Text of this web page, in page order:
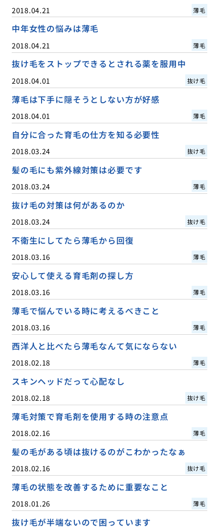
2018.04.21 薄毛
中年女性の悩みは薄毛
2018.04.21 薄毛
抜け毛をストップできるとされる薬を服用中
2018.04.01 抜け毛
薄毛は下手に隠そうとしない方が好感
2018.04.01 薄毛
自分に合った育毛の仕方を知る必要性
2018.03.24 抜け毛
髪の毛にも紫外線対策は必要です
2018.03.24 薄毛
抜け毛の対策は何があるのか
2018.03.24 抜け毛
不衛生にしてたら薄毛から回復
2018.03.16 薄毛
安心して使える育毛剤の探し方
2018.03.16 薄毛
薄毛で悩んでいる時に考えるべきこと
2018.03.16 薄毛
西洋人と比べたら薄毛なんて気にならない
2018.02.18 薄毛
スキンヘッドだって心配なし
2018.02.18 抜け毛
薄毛対策で育毛剤を使用する時の注意点
2018.02.16 薄毛
髪の毛がある頃は抜けるのがこわかったなぁ
2018.02.16 抜け毛
薄毛の状態を改善するために重要なこと
2018.01.26 薄毛
抜け毛が半端ないので困っています